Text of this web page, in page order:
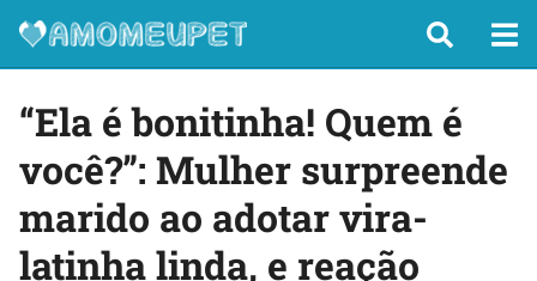
“Ela é bonitinha! Quem é
você?”: Mulher surpreende
marido ao adotar vira-
latinha linda, e reação